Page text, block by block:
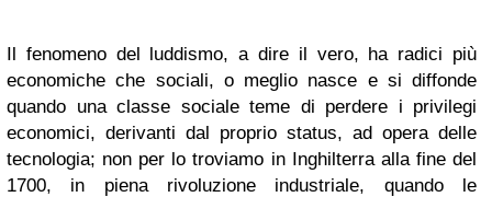
Il fenomeno del luddismo, a dire il vero, ha radici più
economiche che sociali, o meglio nasce e si diffonde
quando una classe sociale teme di perdere i privilegi
economici, derivanti dal proprio status, ad opera delle
tecnologia; non per lo troviamo in Inghilterra alla fine del
1700, in piena rivoluzione industriale, quando le